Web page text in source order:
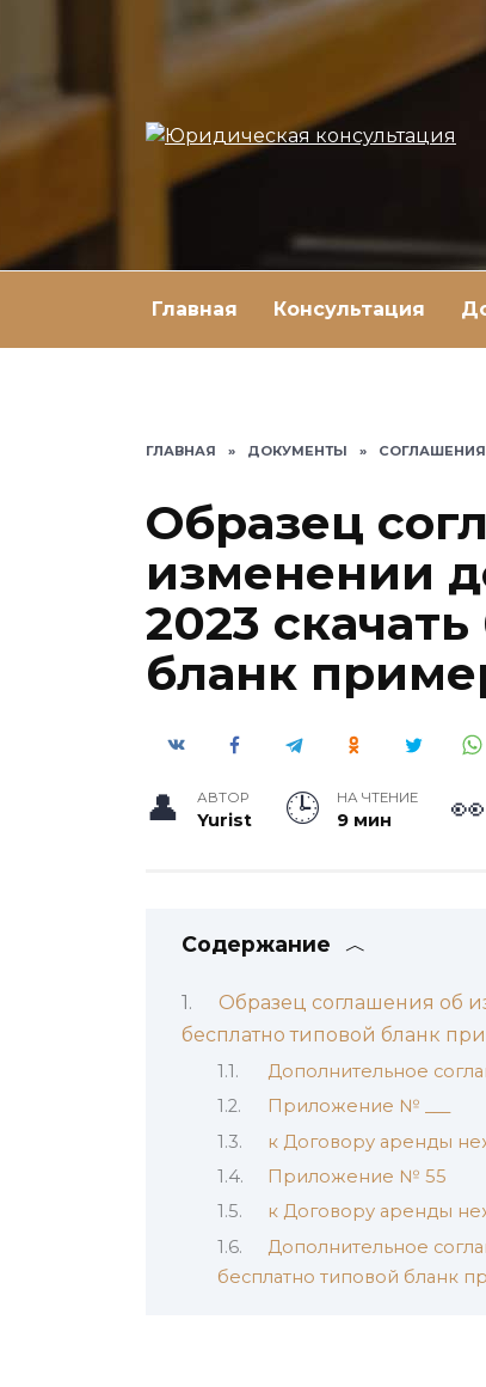
Главная Консультация
ГЛАВНАЯ » ДОКУМЕНТЫ » СОГЛАШЕНИЯ
Образец
изменении
2023
бланк
АВТОР
Yurist
НА ЧТЕНИЕ
9 мин
Содержание
Образец соглашения об
бесплатно типовой бланк
Дополнительное
Приложение № ___
к Договору аренды
Приложение № 55
к Договору аренды
Дополнительное
бесплатно типовой бланк